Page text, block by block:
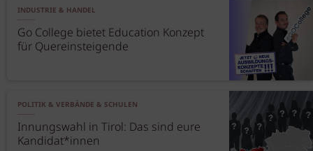
INDUSTRIE & HANDEL
Go College bietet Education Konzept
für Quereinsteigende
POLITIK & VERBÄNDE & SCHULEN
Innungswahl in Tirol: Das sind eure
Kandidat*innen